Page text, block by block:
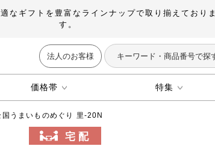
なギフトを豊富なラインナップで取り揃えておりま
す。
法人のお客様
価格帯 特集
うまいものめぐり 里-20N